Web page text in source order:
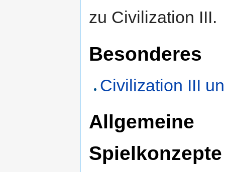
zu Civilization III.
Besonderes
Civilization III
Allgemeine
Spielkonzepte